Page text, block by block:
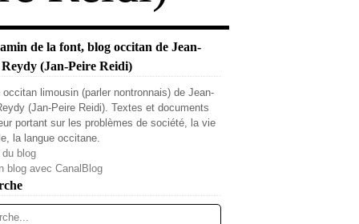
de la font, blog occitan de Jean-
(Jan-Peire Reidi)
occitan limousin (parler nontronnais) de Jean-
(Jan-Peire Reidi). Textes et documents
portant sur les problèmes de société, la vie
la langue occitane.
blog
blog avec CanalBlog